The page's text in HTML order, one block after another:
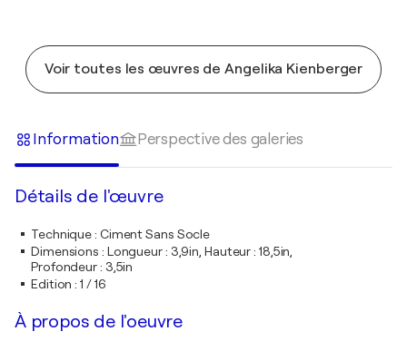
Voir toutes les œuvres de Angelika Kienberger
Information Perspective des galeries
Détails de l'œuvre
Technique: Ciment Sans Socle
Dimensions : Longueur : 3,9in, Hauteur : 18,5in,
Profondeur : 3,5in
Edition :1 / 16
À propos de l'oeuvre